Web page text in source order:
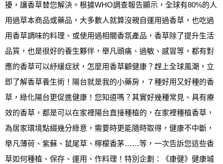
擾，讓香草替您解決。根據WHO調查報告顯示，全球有80%的人
用過草本商品或藥品，大多數人就算沒親自運用過香草，也吃過
用香草調味的料理、或使用過相關香氛產品，香草除了提升生活
品質，也是很好的養生夥伴，舉凡頭痛、過敏、感冒等，都有對
應的香草可以紓緩症狀，怎麼用香草顧健康？趕上全球風潮，立
即了解香草養生術！陽台就是我的小藥房，７種好用又好種的香
草，綠化陽台更促進健康！您知道嗎？其實好幾種常見、具有療
效的香草，都是可以在家裡陽台直接種植的，在家裡種植香草，
為居家環境點綴幾分綠意，需要時更能隨時取得，健康不中斷，
舉凡薄荷、紫蘇、鼠尾草、檸檬香茅……等，一次告訴您這些香
草如何種植、保存、運用、作料理！特別企劃：《康健》健康城